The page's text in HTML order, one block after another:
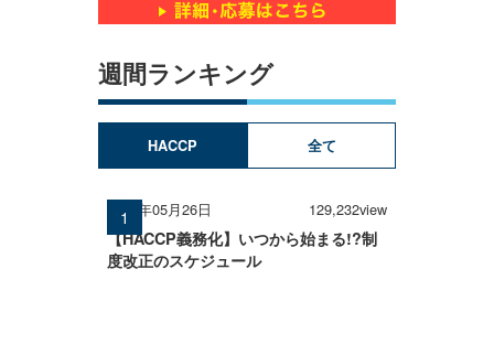
週間ランキング
HACCP 全て
2026年05月26日 129,232view
【HACCP義務化】いつから始まる!?制
度改正のスケジュール